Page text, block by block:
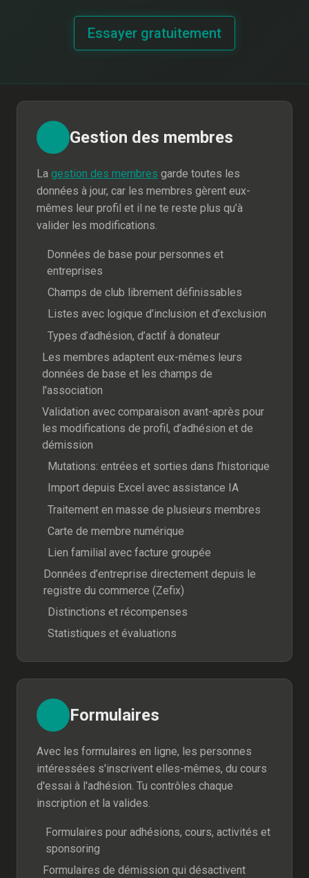
Essayer gratuitement
Gestion des membres
La gestion des membres garde toutes les
données à jour, car les membres gèrent eux-
mêmes leur profil et il ne te reste plus qu’à
valider les modifications.
Données de base pour personnes et
entreprises
Champs de club librement définissables
Listes avec logique d’inclusion et d’exclusion
Types d’adhésion, d’actif à donateur
Les membres adaptent eux-mêmes leurs
données de base et les champs de
l'association
Validation avec comparaison avant-après pour
les modifications de profil, d’adhésion et de
démission
Mutations: entrées et sorties dans l’historique
Import depuis Excel avec assistance IA
Traitement en masse de plusieurs membres
Carte de membre numérique
Lien familial avec facture groupée
Données d’entreprise directement depuis le
registre du commerce (Zefix)
Distinctions et récompenses
Statistiques et évaluations
Formulaires
Avec les formulaires en ligne, les personnes
intéressées s'inscrivent elles-mêmes, du cours
d'essai à l'adhésion. Tu contrôles chaque
inscription et la valides.
Formulaires pour adhésions, cours, activités et
sponsoring
Formulaires de démission qui désactivent